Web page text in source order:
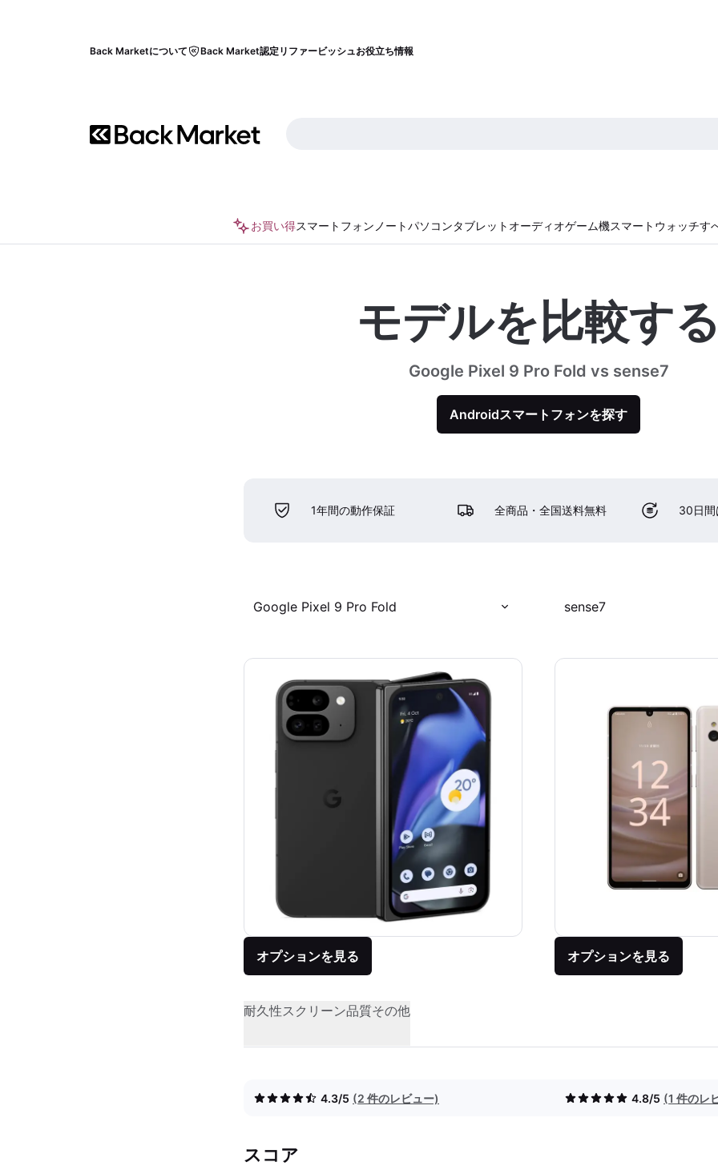
Back Marketについて Back Market認定リファービッシュお役立ち情報
お買い得スマートフォン ノートパソコンタブレット オーディオゲーム機スマートウォッチす
モデルを比較す
Google Pixel 9 Pro Fold vs sense7
Androidスマートフォンを探す
1年間の動作保証 全商品・全国送料無料 30日間
Google Pixel 9 Pro Fold sense7
オプションを見る オプションを見る
耐久性スクリーン品質その他
4.3/5 (2 件のレビュー) 4.8/5 (1 件のレ
スコア